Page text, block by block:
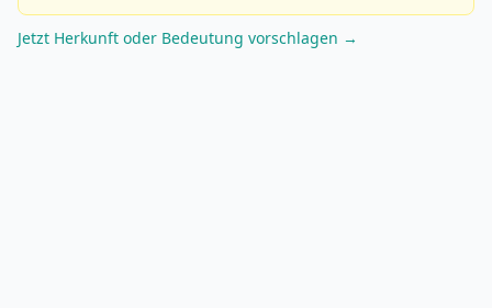
Jetzt Herkunft oder Bedeutung vorschlagen →